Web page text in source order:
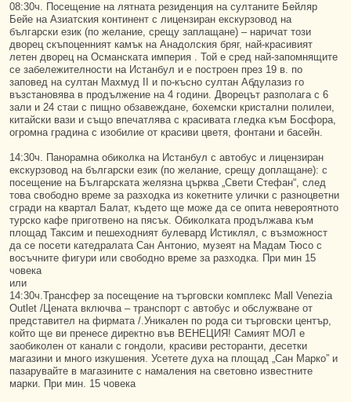
08:30ч. Посещение на лятната резиденция на султаните Бейляр
Бейе на Азиатския континент с лицензиран екскурзовод на
български език (по желание, срещу заплащане) – наричат този
дворец скъпоценният камък на Анадолския бряг, най-красивият
летен дворец на Османската империя . Той е сред най-запомнящите
се забележителности на Истанбул и е построен през 19 в. по
заповед на султан Махмуд II и по-късно султан Абдулазиз го
възстановява в продължение на 4 години. Дворецът разполага с 6
зали и 24 стаи с пищно обзавеждане, бохемски кристални полилеи,
китайски вази и също впечатлява с красивата гледка към Босфора,
огромна градина с изобилие от красиви цветя, фонтани и басейн.
14:30ч. Панорамна обиколка на Истанбул с автобус и лицензиран
екскурзовод на български език (по желание, срещу доплащане): с
посещение на Българската желязна църква „Свети Стефан“, след
това свободно време за разходка из кокетните улички с разноцветни
сгради на квартал Балат, където ще може да се опита невероятното
турско кафе приготвено на пясък. Обиколката продължава към
площад Таксим и пешеходният булевард Истиклял, с възможност
да се посети катедралата Сан Антонио, музеят на Мадам Тюсо с
восъчните фигури или свободно време за разходка. При мин 15
човека
или
14:30ч.Трансфер за посещение на търговски комплекс Mall Venezia
Outlet /Цената включва – транспорт с автобус и обслужване от
представител на фирмата /.Уникален по рода си търговски център,
който ще ви пренесе директно във ВЕНЕЦИЯ! Самият МОЛ е
заобиколен от канали с гондоли, красиви ресторанти, десетки
магазини и много изкушения. Усетете духа на площад „Сан Марко” и
пазарувайте в магазините с намаления на световно известните
марки. При мин. 15 човека